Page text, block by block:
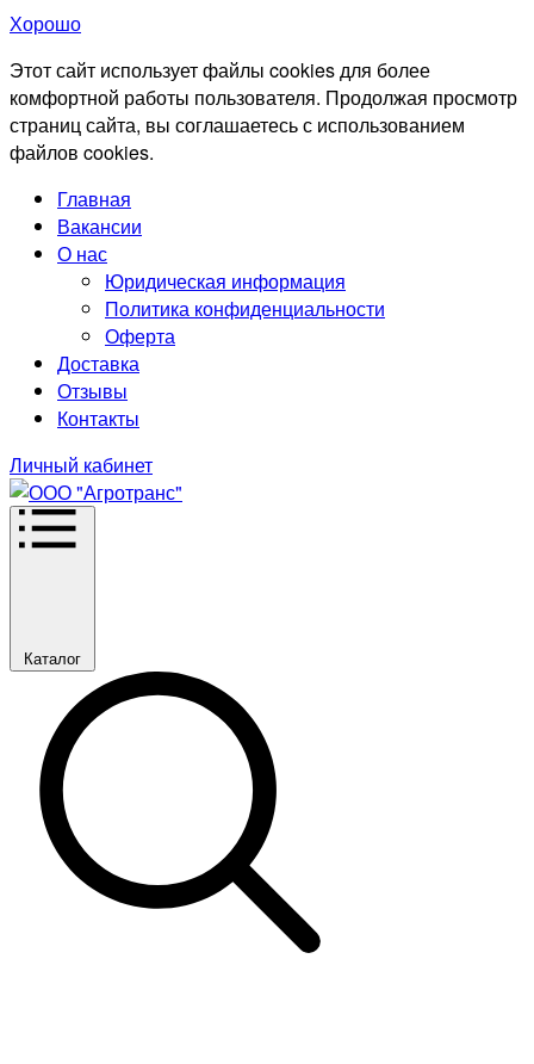
Хорошо
Этот сайт использует файлы cookies для более
комфортной работы пользователя. Продолжая просмотр
страниц сайта, вы соглашаетесь с использованием
файлов cookies.
Главная
Вакансии
О нас
Юридическая информация
Политика конфиденциальности
Оферта
Доставка
Отзывы
Контакты
Личный кабинет
Каталог